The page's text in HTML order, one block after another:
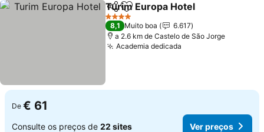
PartilharAdicionar aos favoritos
Turim Europa Hotel
4 Estrelas
8,1 Muito boa
6.617
a 2.6 km de Castelo de São Jorge
Academia dedicada
De € 61
Consulte os preços de 22 sites Ver preços